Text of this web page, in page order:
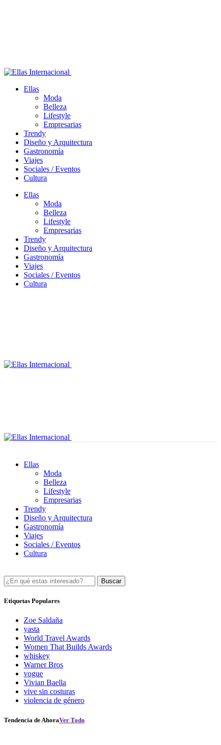
Ellas
Moda
Belleza
Lifestyle
Empresarias
Trendy
Diseño y Arquitectura
Gastronomía
Viajes
Sociales / Eventos
Cultura
Ellas
Moda
Belleza
Lifestyle
Empresarias
Trendy
Diseño y Arquitectura
Gastronomía
Viajes
Sociales / Eventos
Cultura
Ellas
Moda
Belleza
Lifestyle
Empresarias
Trendy
Diseño y Arquitectura
Gastronomía
Viajes
Sociales / Eventos
Cultura
Buscar
Etiquetas Populares
Zoe Saldaña
yasta
World Travel Awards
Women That Builds Awards
whiskey
Warner Bros
vogue
Vivian Baella
vive sin costuras
violencia de género
Tendencia de AhoraVer Todo